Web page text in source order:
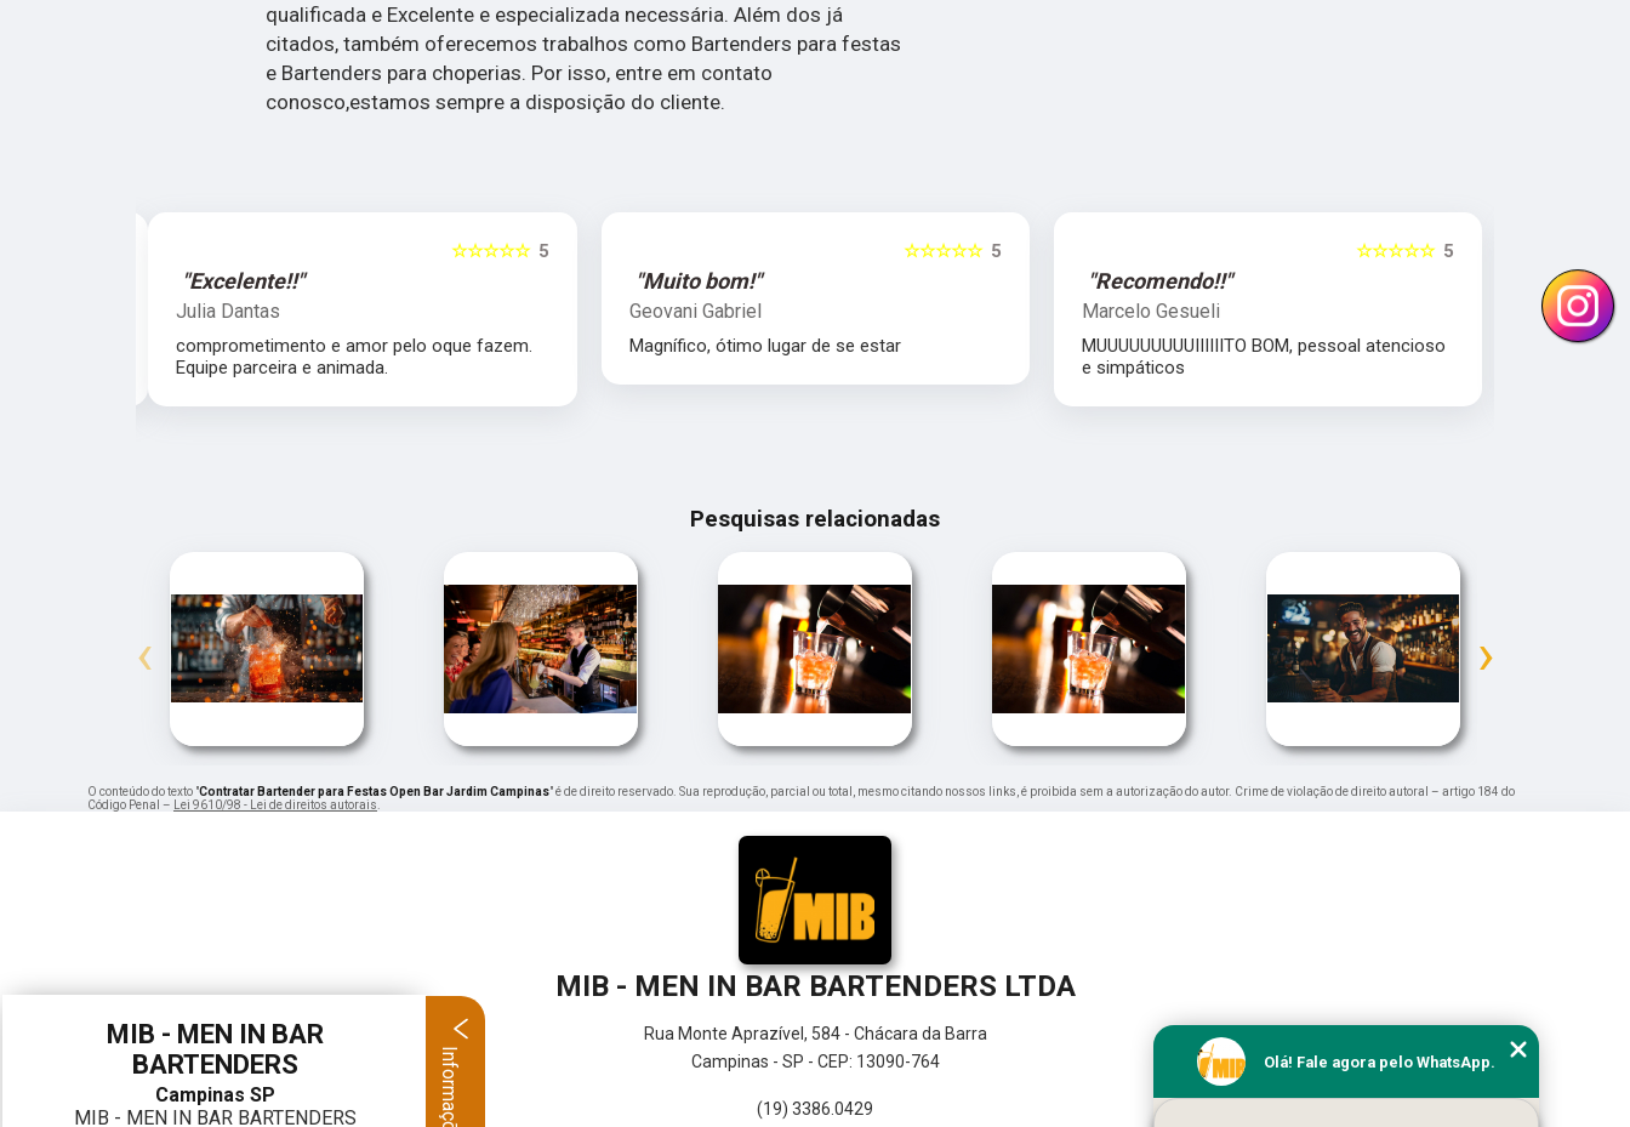
qualificada e Excelente e especializada necessária. Além dos já
citados, também oferecemos trabalhos como Bartenders para festas
e Bartenders para choperias. Por isso, entre em contato
conosco,estamos sempre a disposição do cliente.
5
☆☆☆☆☆
"Excelente!!"
Julia Dantas
comprometimento e amor pelo oque fazem.
Equipe parceira e animada.
5
☆☆☆☆☆
"Muito bom!"
Geovani Gabriel
Magnífico, ótimo lugar de se estar
5
☆☆☆☆☆
"Recomendo!!"
Marcelo Gesueli
MUUUUUUUUUIIIIIITO BOM, pessoal atencioso
e simpáticos
Julia
Pesquisas relacionadas
‹ ›
O conteúdo do texto "Contratar Bartender para Festas Open Bar Jardim Campinas" é de direito reservado. Sua reprodução, parcial ou total, mesmo citando nossos links, é proibida sem a autorização do autor. Crime de violação de direito autoral – artigo 184 do
Código Penal –
Lei 9610/98 - Lei de direitos autorais
MIB - MEN IN BAR BARTENDERS LTDA
Rua Monte Aprazível, 584 - Chácara da Barra
Campinas - SP - CEP: 13090-764
(19) 3386.0429
Olá! Fale agora pelo WhatsApp.
MIB - MEN IN BAR
BARTENDERS
Campinas SP
MIB - MEN IN BAR BARTENDERS
Informações